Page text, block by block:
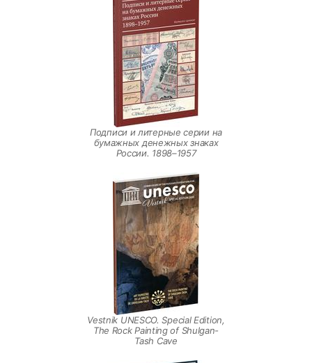
Подписи и литерные серии на
бумажных денежных знаках
России. 1898–1957
Vestnik UNESCO. Special Edition,
The Rock Painting of Shulgan-
Tash Cave